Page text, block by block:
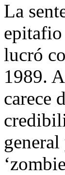
La
epitafio
lucró
1989.
carece